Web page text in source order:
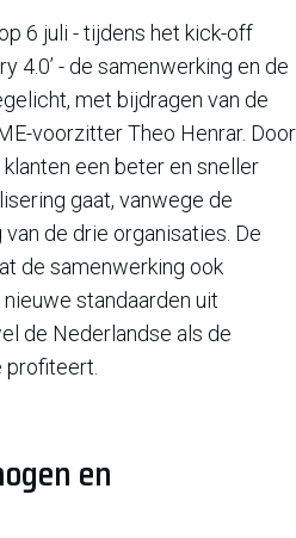
6 juli - tijdens het kick-off
4.0’ - de samenwerking en de
met bijdragen van de
voorzitter Theo Henrar. Door
een beter en sneller
gaat, vanwege de
de drie organisaties. De
de samenwerking ook
standaarden uit
de Nederlandse als de
profiteert.
en